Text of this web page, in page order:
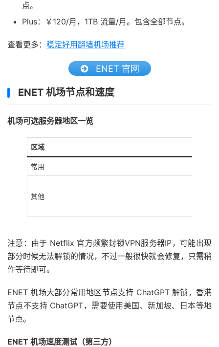
点。
Plus：￥120/月，1TB 流量/月。包含全部节点。
查看更多： 稳定好用翻墙机场推荐
ENET 官网
ENET 机场节点和速度
机场可选服务器地区一览
区域
常用
其他
注意：由于 Netflix 官方频繁封锁VPN服务器IP，可能出现
部分时候无法解锁的情况，不过一般很快就会修复，只需稍
作等待即可。
ENET 机场大部分常用地区节点支持 ChatGPT 解锁，香港
节点不支持 ChatGPT，需要使用美国、新加坡、日本等地
节点。
ENET 机场速度测试（第三方）